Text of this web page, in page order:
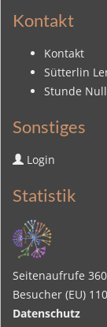
Kontakt
Kontakt
Sütterlin
Stunde Null
Sonstiges
Login
Statistik
Seitenaufrufe 360
Besucher (EU) 110
Datenschutz